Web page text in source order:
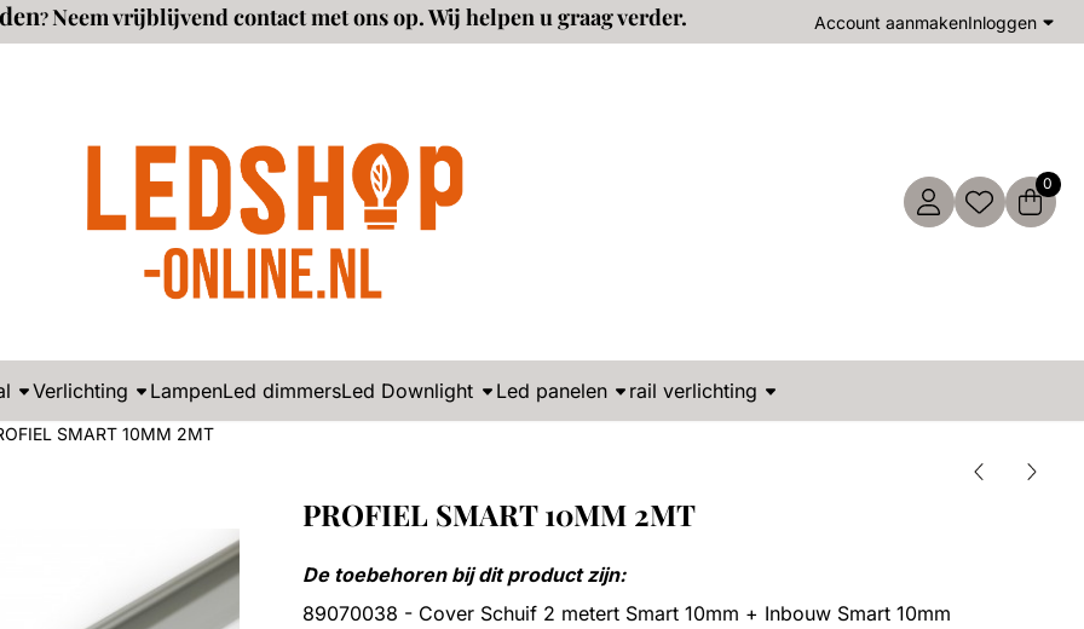
cookies toe.
?Neem vrijblijvend contact met ons op. Wij helpen u graag verder. Account aanmakenInloggen
0
Verlichting LampenLed dimmersLed Downlight Led panelen rail verlichting
SMART 10MM 2MT
PROFIEL SMART 10MM 2MT
De toebehoren bij dit product zijn:
89070038 - Cover Schuif 2 metert Smart 10mm + Inbouw Smart 10mm